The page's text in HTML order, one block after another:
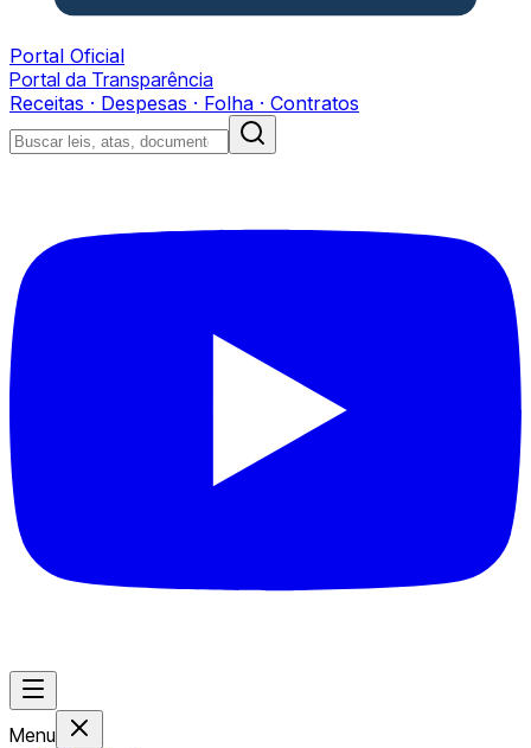
Portal Oficial
Portal da Transparência
Receitas · Despesas · Folha · Contratos
Menu